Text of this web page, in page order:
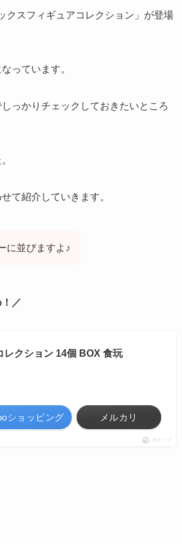
クスフィギュアコレクション」が登場
っています。
っかりチェックしておきたいところ
て紹介していきます。
に並びますよ♪
／
レクション 14個 BOX 食玩
ショッピング メルカリ
ポチップ